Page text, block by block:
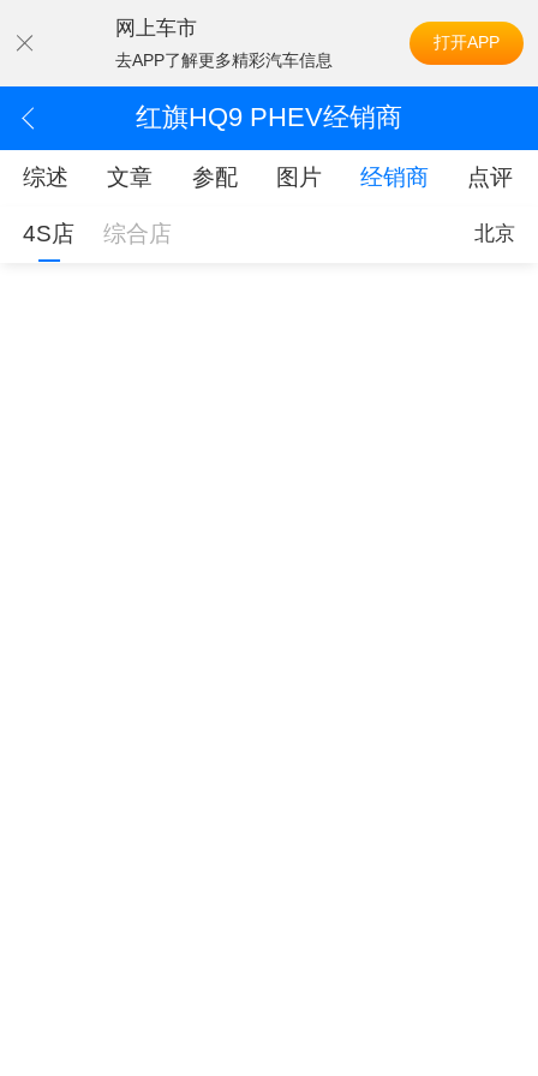
网上车市
去APP了解更多精彩汽车信息
打开APP
红旗HQ9 PHEV经销商
综述 文章 参配 图片 经销商 点评
4S店 综合店 北京